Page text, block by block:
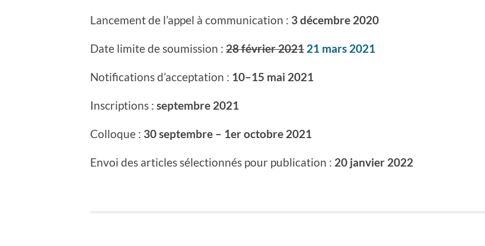
Lancement de l’appel à communication : 3 décembre 2020
Date limite de soumission : 28 février2021 21 mars 2021
Notifications d’acceptation : 10–15 mai 2021
Inscriptions : septembre 2021
Colloque : 30 septembre – 1er octobre 2021
Envoi des articles sélectionnés pour publication : 20 janvier 2022